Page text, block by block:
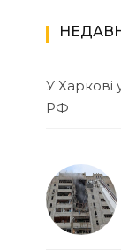
У Харкові
РФ